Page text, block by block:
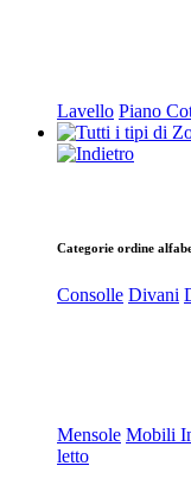
Lavello Piano
Categorie ordine
Consolle Divani
Mensole Mobili
letto